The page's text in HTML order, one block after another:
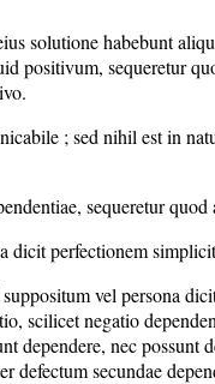
solutione habebunt
positivum, sequeretur
; sed nihil est in
sequeretur quod
dicit perfectionem
vel persona
scilicet negatio
dependere, nec
defectum secundae